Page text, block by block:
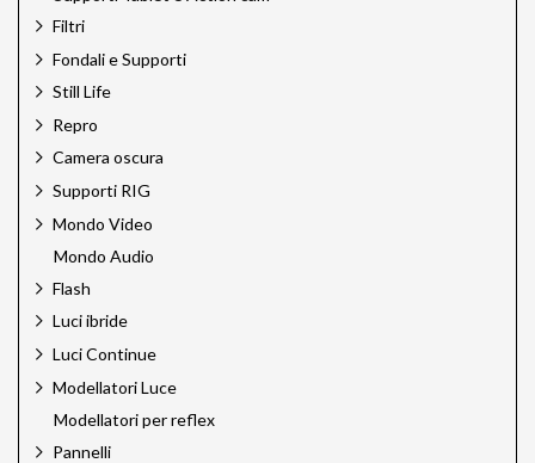
Filtri
Fondali e Supporti
Still Life
Repro
Camera oscura
Supporti RIG
Mondo Video
Mondo Audio
Flash
Luci ibride
Luci Continue
Modellatori Luce
Modellatori per reflex
Pannelli